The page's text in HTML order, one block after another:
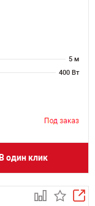
5 м
400 Вт
В один клик